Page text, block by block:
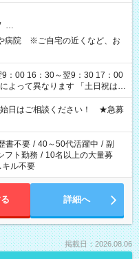
…
病院 ※ご自宅の近くなど、お
9：00 16：30～翌9：30 17：00
なります 「土日祝は休
「もう少し遅い時間から始めた
案内いたします。 ※未経験
での仕事を経験いただき、 お
でお休みが
ださい。
始日はご相談ください！ ★急募
書不要 / 40～50代活躍中 / 副
フト勤務 / 10名以上の大量募
キル不要
詳細へ
掲載日：2026.08.06